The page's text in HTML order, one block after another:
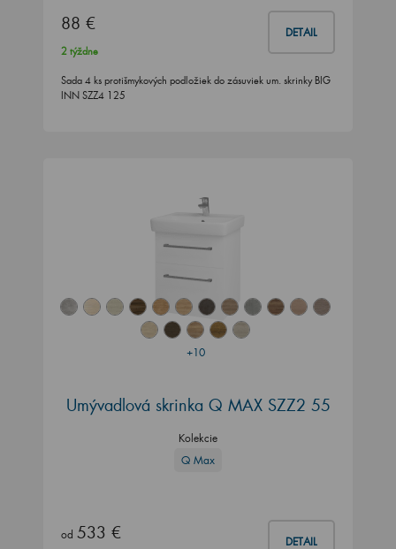
88 € DETAIL
2 týždne
Sada 4 ks protišmykových podložiek do zásuviek um. skrinky BIG
INN SZZ4 125
+10
Umývadlová skrinka Q MAX SZZ2 55
Kolekcie
Q Max
od 533 € DETAIL